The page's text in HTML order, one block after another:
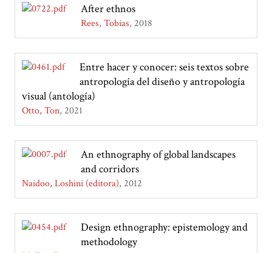
After ethnos
Rees, Tobias 2018
Entre hacer y conocer: seis textos sobre
antropología del diseño y antropología
visual (antología)
Otto, Ton 2021
An ethnography of global landscapes
and corridors
Naidoo, Loshini (editora) 2012
Design ethnography: epistemology and
methodology